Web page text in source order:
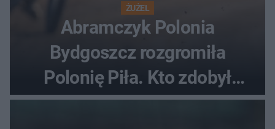
ŻUŻEL
Abramczyk Polonia
Bydgoszcz rozgromiła
Polonię Piła. Kto zdobył
najwięcej punktów?